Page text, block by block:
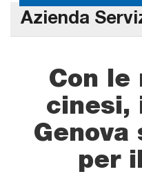
Azienda
Con le
cinesi,
per